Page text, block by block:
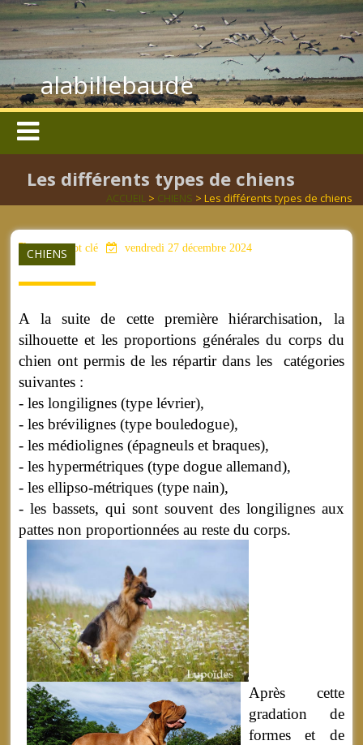
alabillebaude
Les différents types de chiens
ACCUEIL> CHIENS > Les différents types de chiens
CHIENS
aucun mot clé vendredi 27 décembre 2024
A la suite de cette première hiérarchisation, la
silhouette et les proportions générales du corps du
chien ont permis de les répartir dans les catégories
suivantes :
- les longilignes (type lévrier),
- les brévilignes (type bouledogue),
- les médiolignes (épagneuls et braques),
- les hypermétriques (type dogue allemand),
- les ellipso-métriques (type nain),
- les bassets, qui sont souvent des longilignes aux
pattes non proportionnées au reste du corps.
Après cette
gradation de
formes et de